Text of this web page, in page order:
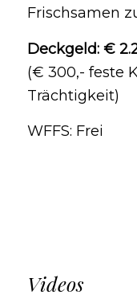
Frischsamen
Deckgeld: €
(€ 300,- feste
Trächtigkeit)
WFFS: Frei
Videos